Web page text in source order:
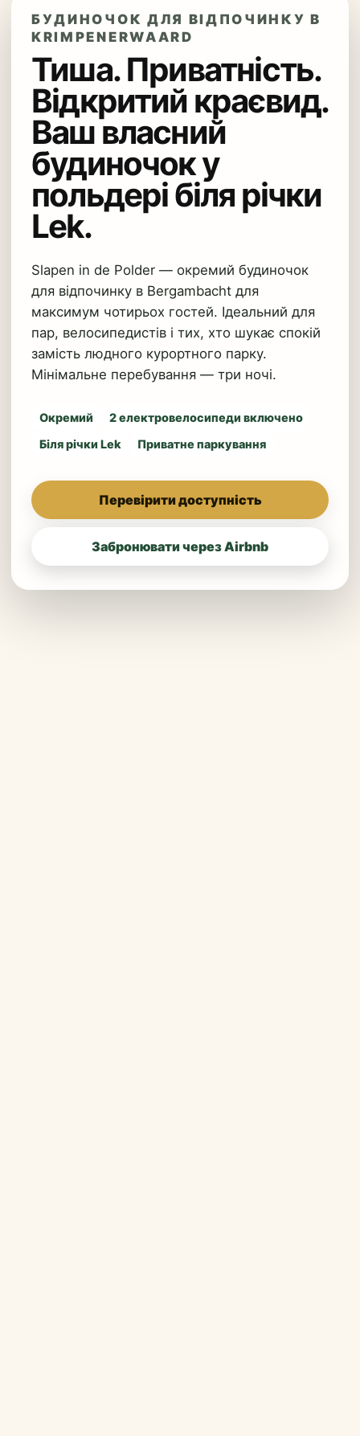
БУДИНОЧОК ДЛЯ ВІДПОЧИНКУ В
KRIMPENERWAARD
Тиша. Приватність.
Відкритий краєвид.
Ваш власний
будиночок у
польдері біля річки
Lek.
Slapen in de Polder — окремий будиночок
для відпочинку в Bergambacht для
максимум чотирьох гостей. Ідеальний для
пар, велосипедистів і тих, хто шукає спокій
замість людного курортного парку.
Мінімальне перебування — три ночі.
Окремий
2 електровелосипеди включено
Біля річки Lek
Приватне паркування
Перевірити доступність
Забронювати через Airbnb